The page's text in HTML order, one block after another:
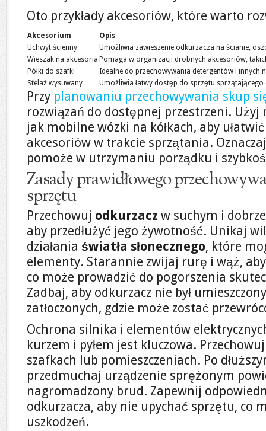
Oto przykłady akcesoriów, które warto
Akcesorium
Opis
Uchwyt ścienny
Umożliwia zawieszenie odkurzacza na ścianie,
Wieszak na akcesoria Pomaga w organizacji drobnych akcesoriów,
Półki do szafki
Idealne do przechowywania detergentów i innych
Stelaż wysuwany
Umożliwia łatwy dostęp do sprzętu
Przy planowaniu przechowywania skup
rozwiązań do dostępnej przestrzeni.
jak mobilne wózki na kółkach, aby
akcesoriów w trakcie sprzątania.
pomoże w utrzymaniu porządku i
Zasady prawidłowego
sprzętu
Przechowuj odkurzacz w suchym i
aby przedłużyć jego żywotność. Unikaj
działania światła słonecznego, które
elementy. Starannie zwijaj rurę i wąż,
co może prowadzić do pogorszenia
Zadbaj, aby odkurzacz nie był
zatłoczonych, gdzie może zostać
Ochrona silnika i elementów
kurzem i pyłem jest kluczowa.
szafkach lub pomieszczeniach. Po
przedmuchaj urządzenie sprężonym
nagromadzony brud. Zapewnij
odkurzacza, aby nie upychać sprzętu, co
uszkodzeń.